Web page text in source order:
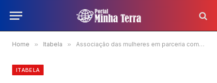
Home » Itabela » Associação das mulheres em parceria com a Prefeitura de Itabela lança Feira do Artesanato
ITABELA